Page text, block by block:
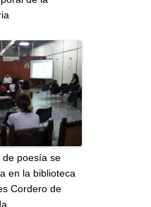
de poesía se
en la biblioteca
Cordero de